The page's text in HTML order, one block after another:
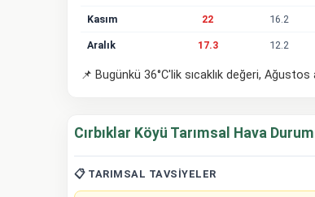
Kasım 22 16.2
Aralık 17.3 12.2
📌 Bugünkü 36°C'lik sıcaklık değeri, Ağustos
Cırbıklar Köyü Tarımsal Hava
📋 TARIMSAL TAVSIYELER